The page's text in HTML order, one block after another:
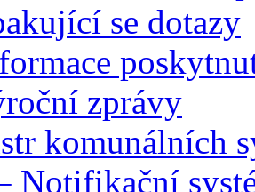
se dotazy
zprávy
komunálních
Notifikační